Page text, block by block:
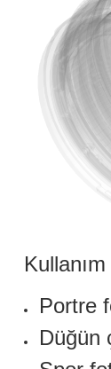
Kullanım
Portre
Düğün